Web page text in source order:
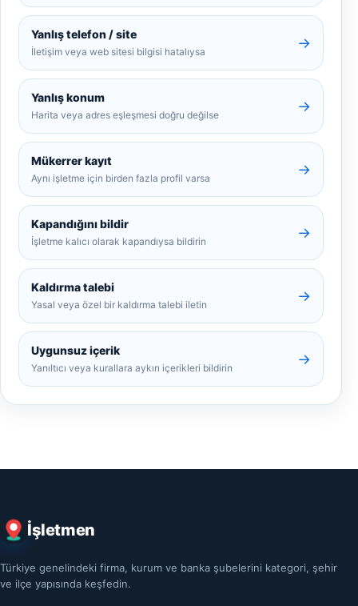
Yanlış telefon / site
İletişim veya web sitesi bilgisi hatalıysa
→
Yanlış konum
Harita veya adres eşleşmesi doğru değilse
→
Mükerrer kayıt
Aynı işletme için birden fazla profil varsa
→
Kapandığını bildir
İşletme kalıcı olarak kapandıysa bildirin
→
Kaldırma talebi
Yasal veya özel bir kaldırma talebi iletin
→
Uygunsuz içerik
Yanıltıcı veya kurallara aykırı içerikleri bildirin
→
İşletmen
Türkiye genelindeki firma, kurum ve banka şubelerini kategori, şehir
ve ilçe yapısında keşfedin.